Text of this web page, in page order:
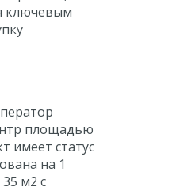
ключевым
площадью
имеет статус
на 1
м2 с